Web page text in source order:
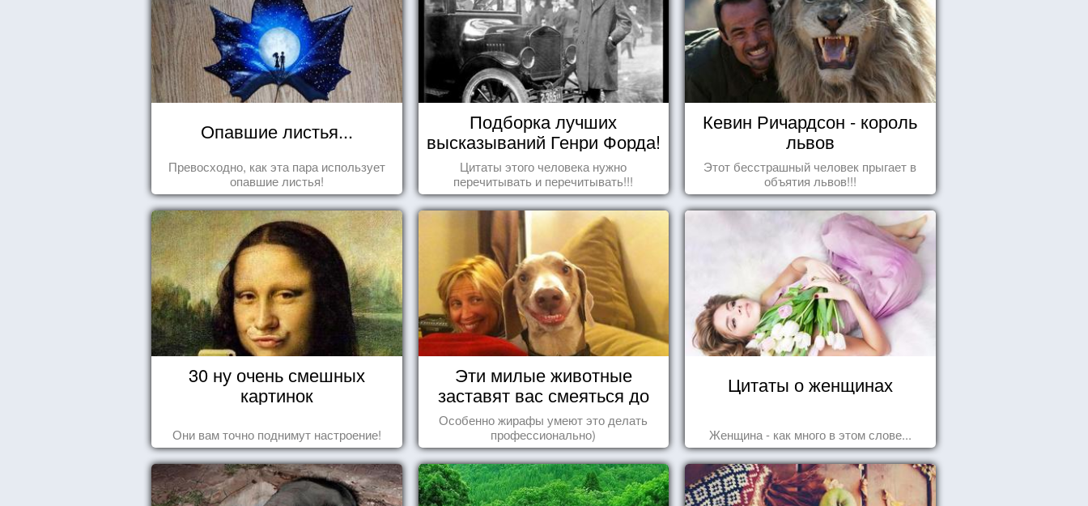
Опавшие листья...
Превосходно, как эта пара использует
опавшие листья!
Подборка лучших
высказываний Генри Форда!
Цитаты этого человека нужно
перечитывать и перечитывать!!!
Кевин Ричардсон - король
львов
Этот бесстрашный человек прыгает в
объятия львов!!!
30 ну очень смешных
картинок
Они вам точно поднимут настроение!
Эти милые животные
заставят вас смеяться до
упаду!
Особенно жирафы умеют это делать
профессионально)
Цитаты о женщинах
Женщина - как много в этом слове...